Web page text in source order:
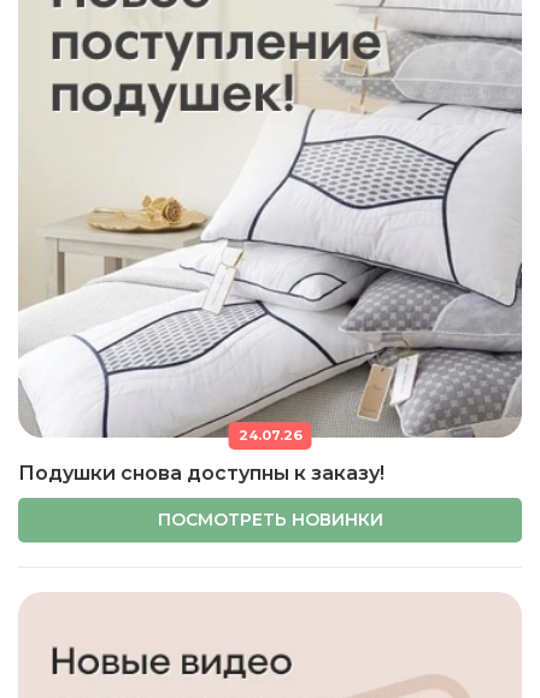
24.07.26
Подушки снова доступны к заказу!
ПОСМОТРЕТЬ НОВИНКИ